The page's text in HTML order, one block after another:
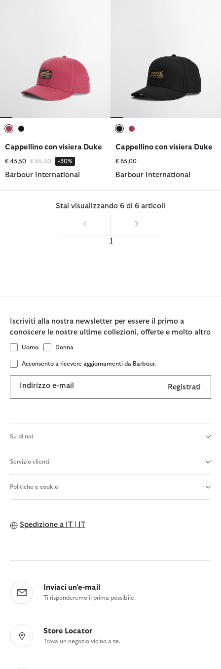
Cappellino con visiera Duke
€ 45,50 Prezzo ridotto da
€ 65,00a -30%
Barbour International
Cappellino con visiera Duke
€ 65,00
Barbour International
Stai visualizzando 6 di 6 articoli
1
Iscriviti alla nostra newsletter per essere il primo a
conoscere le nostre ultime collezioni, offerte e molto altro
Uomo Donna
Acconsento a ricevere aggiornamenti da Barbour.
Indirizzo e-mail Registrati
Su di noi
Servizio clienti
Politiche e cookie
Spedizione a IT | IT
Inviaci un'e-mail
Ti risponderemo il prima possibile.
Store Locator
Trova un negozio vicino a te.